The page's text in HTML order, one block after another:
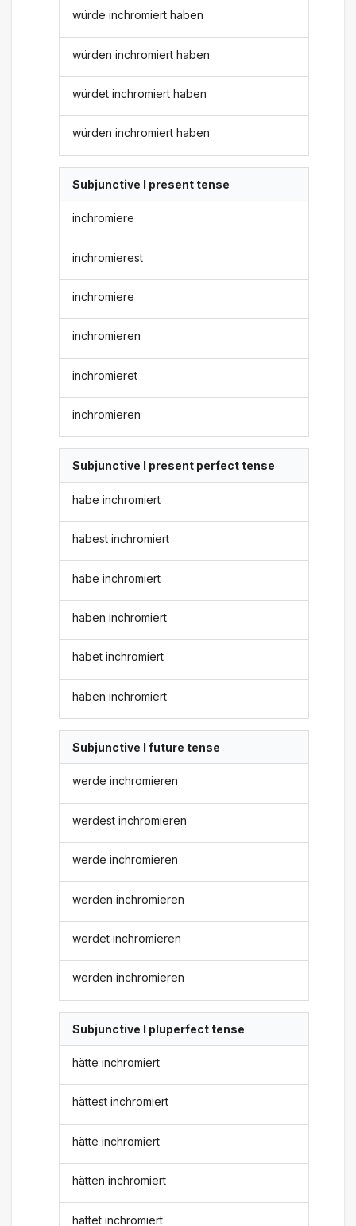
würde inchromiert haben
würden inchromiert haben
würdet inchromiert haben
würden inchromiert haben
Subjunctive I present tense
inchromiere
inchromierest
inchromiere
inchromieren
inchromieret
inchromieren
Subjunctive I present perfect tense
habe inchromiert
habest inchromiert
habe inchromiert
haben inchromiert
habet inchromiert
haben inchromiert
Subjunctive I future tense
werde inchromieren
werdest inchromieren
werde inchromieren
werden inchromieren
werdet inchromieren
werden inchromieren
Subjunctive I pluperfect tense
hätte inchromiert
hättest inchromiert
hätte inchromiert
hätten inchromiert
hättet inchromiert